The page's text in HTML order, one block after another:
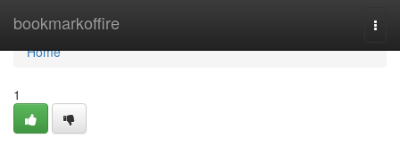
bookmarkoffire
Home
Home
1